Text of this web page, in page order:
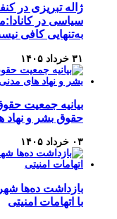
ژاله تبریزی در
سیاسی در
به‌تنهایی کافی
۳۱ خرداد ۱۴۰۵
بیانیه جمعیت
حقوق بشر و نهاد
۰۳ خرداد ۱۴۰۵
بازداشت ده‌ها
با اتهامات امنیتی